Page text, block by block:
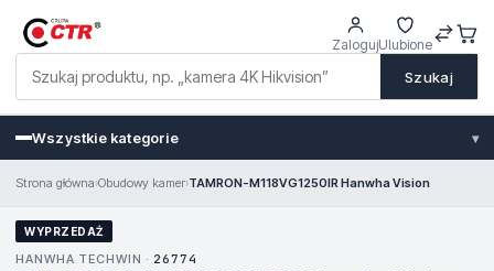
Szukaj
ZalogujUlubione
Wszystkie kategorie ▾
Strona główna›Obudowy kamer›TAMRON-M118VG1250IR Hanwha Vision
WYPRZEDAŻ
HANWHA TECHWIN · 26774